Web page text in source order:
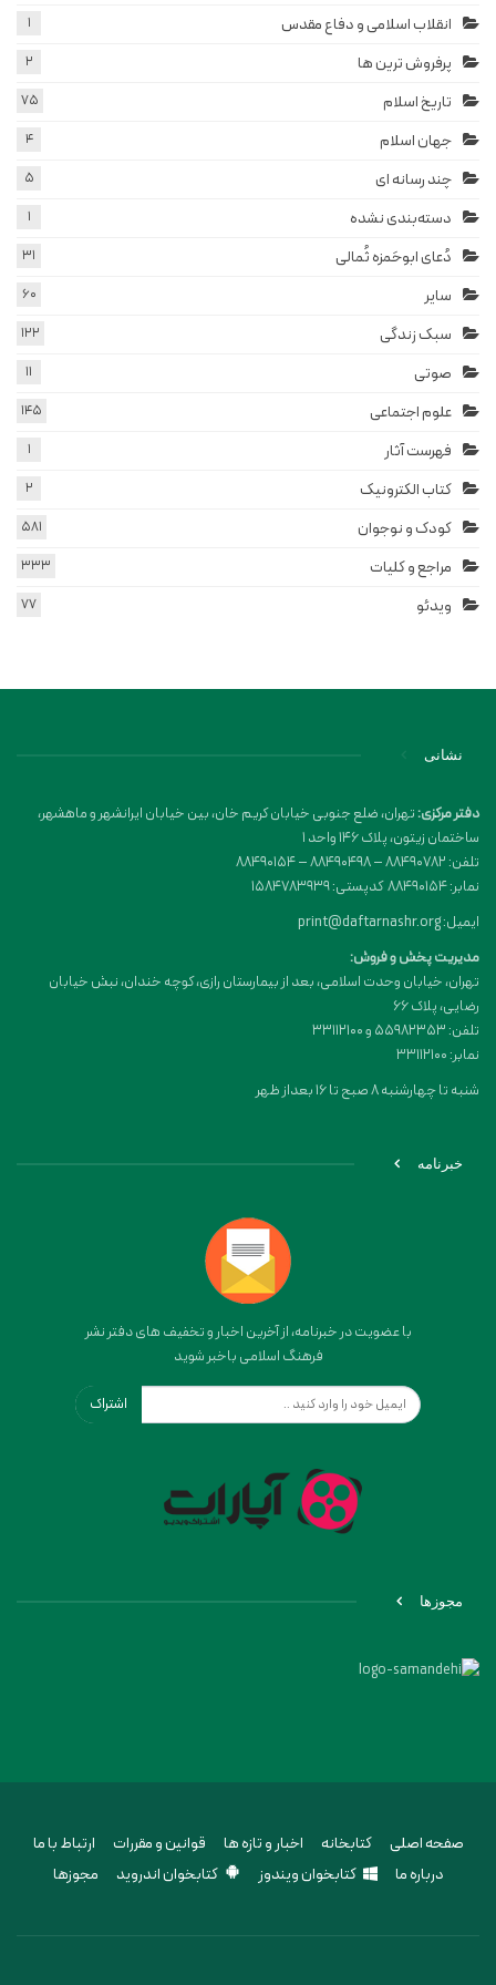
انقلاب اسلامی و دفاع مقدس 1
پرفروش ترین ها 2
تاریخ اسلام 75
جهان اسلام 4
چند رسانه ای 5
دسته‌بندی نشده 1
دُعای ابوحَمزه ثُمالی 31
سایر 60
سبک زندگی 122
صوتی 11
علوم اجتماعی 145
فهرست آثار 1
کتاب الکترونیک 2
کودک و نوجوان 581
مراجع و کلیات 333
ویدئو 77
نشانی
دفتر مرکزی:تهران، ضلع جنوبی خیابان کریم خان، بین خیابان ایرانشهر و ماهشهر،
ساختمان زیتون، پلاک 146 واحد 1
تلفن: 88490782 – 88490498 – 88490154
نمابر: 88490154 کدپستی: 1584783939
ایمیل: print@daftarnashr.org
مدیریت پخش و فروش:
تهران، خیابان وحدت اسلامی، بعد از بیمارستان رازی، کوچه خندان، نبش خیابان
رضایی، پلاک ۶۶
تلفن: 55982353 و 33112100
نمابر: 33112100
شنبه تا چهارشنبه 8 صبح تا 16 بعداز ظهر
خبرنامه
با عضویت در خبرنامه، از آخرین اخبار و تخفیف های دفتر نشر
فرهنگ اسلامی باخبر شوید
اشتراک
مجوزها
صفحه اصلی کتابخانه اخبار و تازه ها قوانین و مقررات
ارتباط با ما
درباره ما
کتابخوان ویندوز کتابخوان اندروید مجوزها